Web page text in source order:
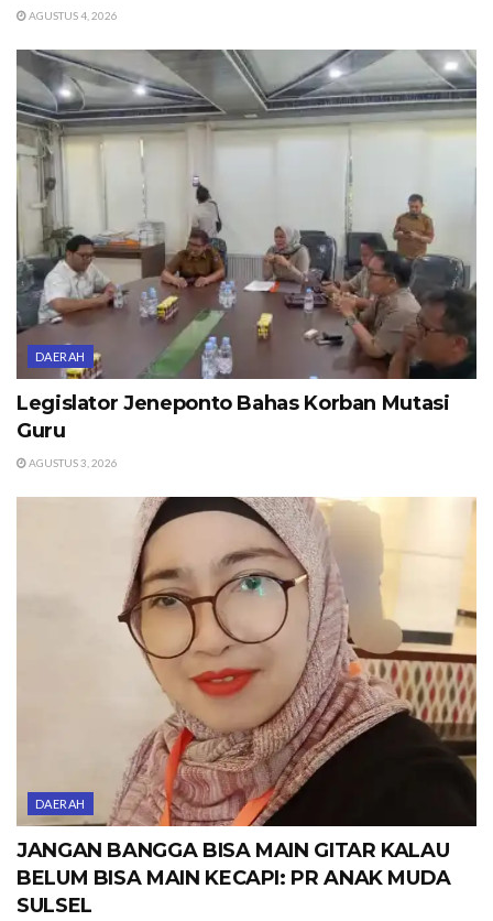
AGUSTUS 4, 2026
DAERAH
Legislator Jeneponto Bahas Korban Mutasi
Guru
AGUSTUS 3, 2026
DAERAH
JANGAN BANGGA BISA MAIN GITAR KALAU
BELUM BISA MAIN KECAPI: PR ANAK MUDA
SULSEL